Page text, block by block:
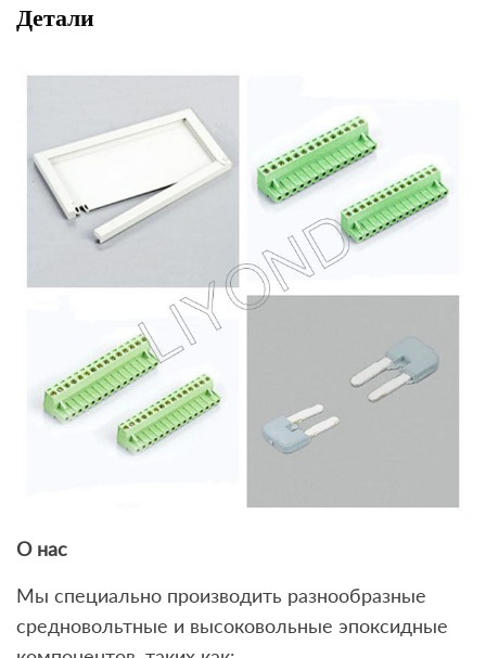
Детали
О нас
Мы специально производить разнообразные
средновольтные и высоковольные эпоксидные